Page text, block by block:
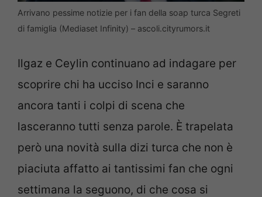
Arrivano pessime notizie per i fan della soap turca Segreti
di famiglia (Mediaset Infinity) – ascoli.cityrumors.it
Ilgaz e Ceylin continuano ad indagare per
scoprire chi ha ucciso Inci e saranno
ancora tanti i colpi di scena che
lasceranno tutti senza parole. È trapelata
però una novità sulla dizi turca che non è
piaciuta affatto ai tantissimi fan che ogni
settimana la seguono, di che cosa si